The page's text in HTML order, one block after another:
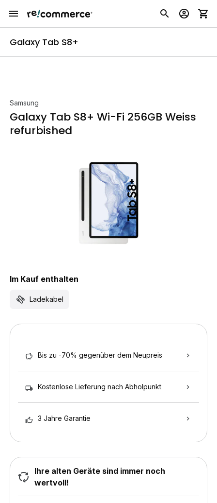
Galaxy Tab S8+
Samsung
Galaxy Tab S8+ Wi-Fi 256GB Weiss
refurbished
Im Kauf enthalten
Ladekabel
Bis zu -70% gegenüber dem Neupreis
Kostenlose Lieferung nach Abholpunkt
3 Jahre Garantie
Ihre alten Geräte sind immer noch
wertvoll!